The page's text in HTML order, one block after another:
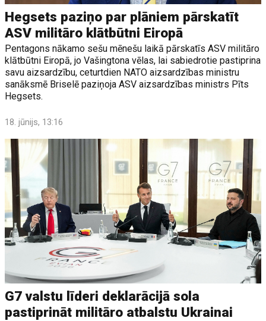
Hegsets paziņo par plāniem pārskatīt
ASV militāro klātbūtni Eiropā
Pentagons nākamo sešu mēnešu laikā pārskatīs ASV militāro
klātbūtni Eiropā, jo Vašingtona vēlas, lai sabiedrotie pastiprina
savu aizsardzību, ceturtdien NATO aizsardzības ministru
sanāksmē Briselē paziņoja ASV aizsardzības ministrs Pīts
Hegsets.
18. jūnijs, 13:16
G7 valstu līderi deklarācijā sola
pastiprināt militāro atbalstu Ukrainai